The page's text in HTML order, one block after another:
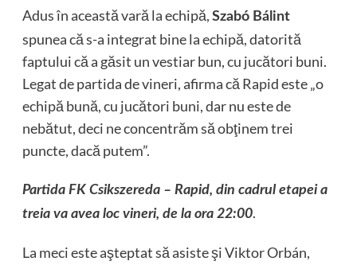
Adus în această vară la echipă, Szabó Bálint
spunea că s-a integrat bine la echipă, datorită
faptului că a găsit un vestiar bun, cu jucători buni.
Legat de partida de vineri, afirma că Rapid este „o
echipă bună, cu jucători buni, dar nu este de
nebătut, deci ne concentrăm să obţinem trei
puncte, dacă putem”.
Partida FK Csikszereda – Rapid, din cadrul etapei a
treia va avea loc vineri, de la ora 22:00.
La meci este aşteptat să asiste şi Viktor Orbán,